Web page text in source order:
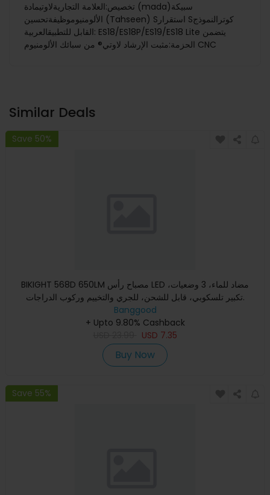
تخصيص:العلامة التجاريةلاوتيمادة (mada)سبيكة
الألومنيوموظيفةتحسين (Tahseen) Sاستقرار Sكوترالنموذج
القابل للتطبيقالعربية: ES18/ES18P/ES19/ES18 Lite يتضمن
الحزمة:مثبت الإرشاد لاوتي® من سبائك الألومنيوم CNC
Similar Deals
Save 50%
BIKIGHT 568D 650LM مصباح رأس LED مضاد للماء، 3 وضعيات،
تكبير تلسكوبي، قابل للشحن، للجري والتخييم وركوب الدراجات.
Banggood
+ Upto 9.80% Cashback
USD 7.35
Buy Now
Save 55%